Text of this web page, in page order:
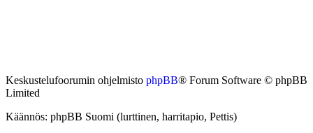
Keskustelufoorumin ohjelmisto phpBB® Forum Software © phpBB
Limited
Käännös: phpBB Suomi (lurttinen, harritapio, Pettis)